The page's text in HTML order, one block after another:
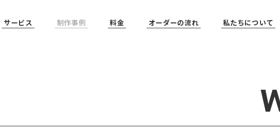
サービス 制作事例 料金 オーダーの流れ 私たちについて